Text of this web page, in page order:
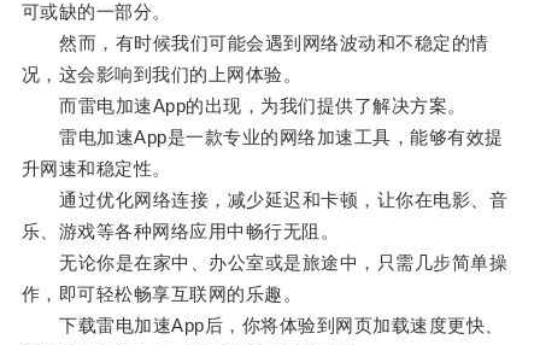
可或缺的一部分。
然而，有时候我们可能会遇到网络波动和不稳定的情
况，这会影响到我们的上网体验。
而雷电加速App的出现，为我们提供了解决方案。
雷电加速App是一款专业的网络加速工具，能够有效提
升网速和稳定性。
通过优化网络连接，减少延迟和卡顿，让你在电影、音
乐、游戏等各种网络应用中畅行无阻。
无论你是在家中、办公室或是旅途中，只需几步简单操
作，即可轻松畅享互联网的乐趣。
下载雷电加速App后，你将体验到网页加载速度更快、